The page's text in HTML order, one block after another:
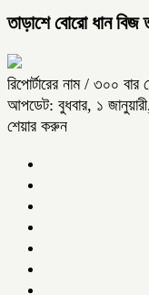
তাড়াশে বোরো ধান
রিপোর্টারের নাম / ৩০০ বার
আপডেট: বুধবার, ১
শেয়ার করুন